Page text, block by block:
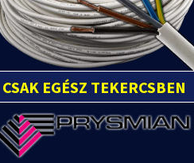
CSAK EGÉSZ TEKERCSBEN